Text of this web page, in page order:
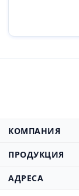
КОМПАНИЯ
О компании
Цены
ПРОДУКЦИЯ
Прямоугольные
АДРЕСА